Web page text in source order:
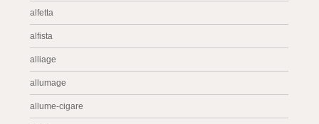
alfetta
alfista
alliage
allumage
allume-cigare